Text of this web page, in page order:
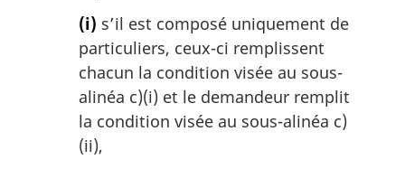
(i) s’il est composé uniquement de
particuliers, ceux-ci remplissent
chacun la condition visée au sous-
alinéa c)(i) et le demandeur remplit
la condition visée au sous-alinéa c)
(ii),